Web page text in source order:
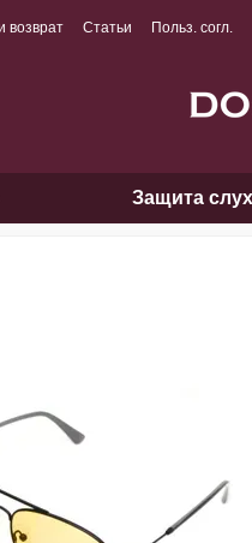
возврат Статьи Польз. согл.
Защита